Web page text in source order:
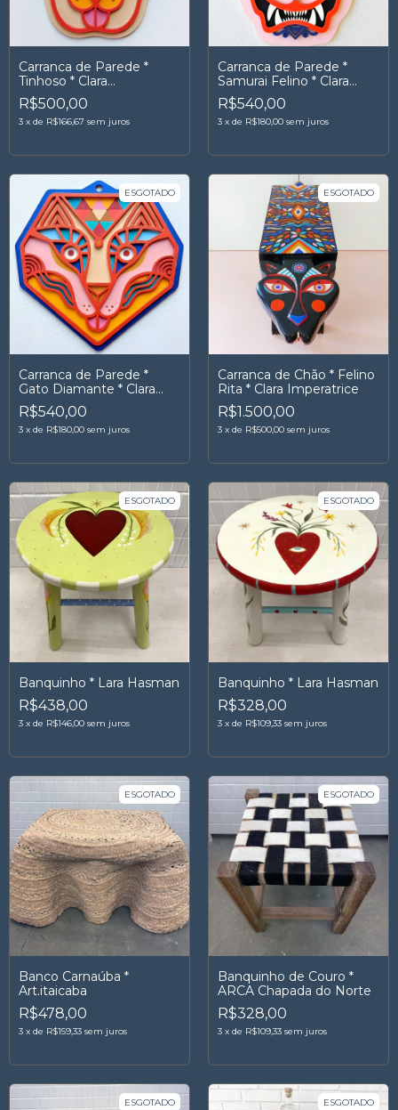
Carranca de Parede *
Tinhoso * Clara
Imperatrice
R$500,00
3 x de R$166,67 sem juros
Carranca de Parede *
Samurai Felino * Clara
Imperatrice
R$540,00
3 x de R$180,00 sem juros
ESGOTADO
Carranca de Parede *
Gato Diamante * Clara
Imperatrice
R$540,00
3 x de R$180,00 sem juros
ESGOTADO
Carranca de Chão * Felino
Rita * Clara Imperatrice
R$1.500,00
3 x de R$500,00 sem juros
ESGOTADO
Banquinho * Lara Hasman
R$438,00
3 x de R$146,00 sem juros
ESGOTADO
Banquinho * Lara Hasman
R$328,00
3 x de R$109,33 sem juros
ESGOTADO
Banco Carnaúba *
Art.itaicaba
R$478,00
3 x de R$159,33 sem juros
ESGOTADO
Banquinho de Couro *
ARCA Chapada do Norte
R$328,00
3 x de R$109,33 sem juros
ESGOTADO ESGOTADO